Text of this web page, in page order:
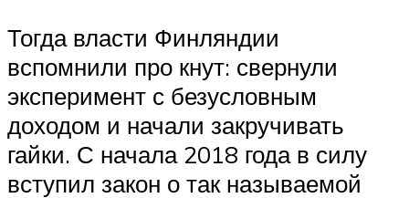
Тогда власти Финляндии
вспомнили про кнут: свернули
эксперимент с безусловным
доходом и начали закручивать
гайки. С начала 2018 года в силу
вступил закон о так называемой